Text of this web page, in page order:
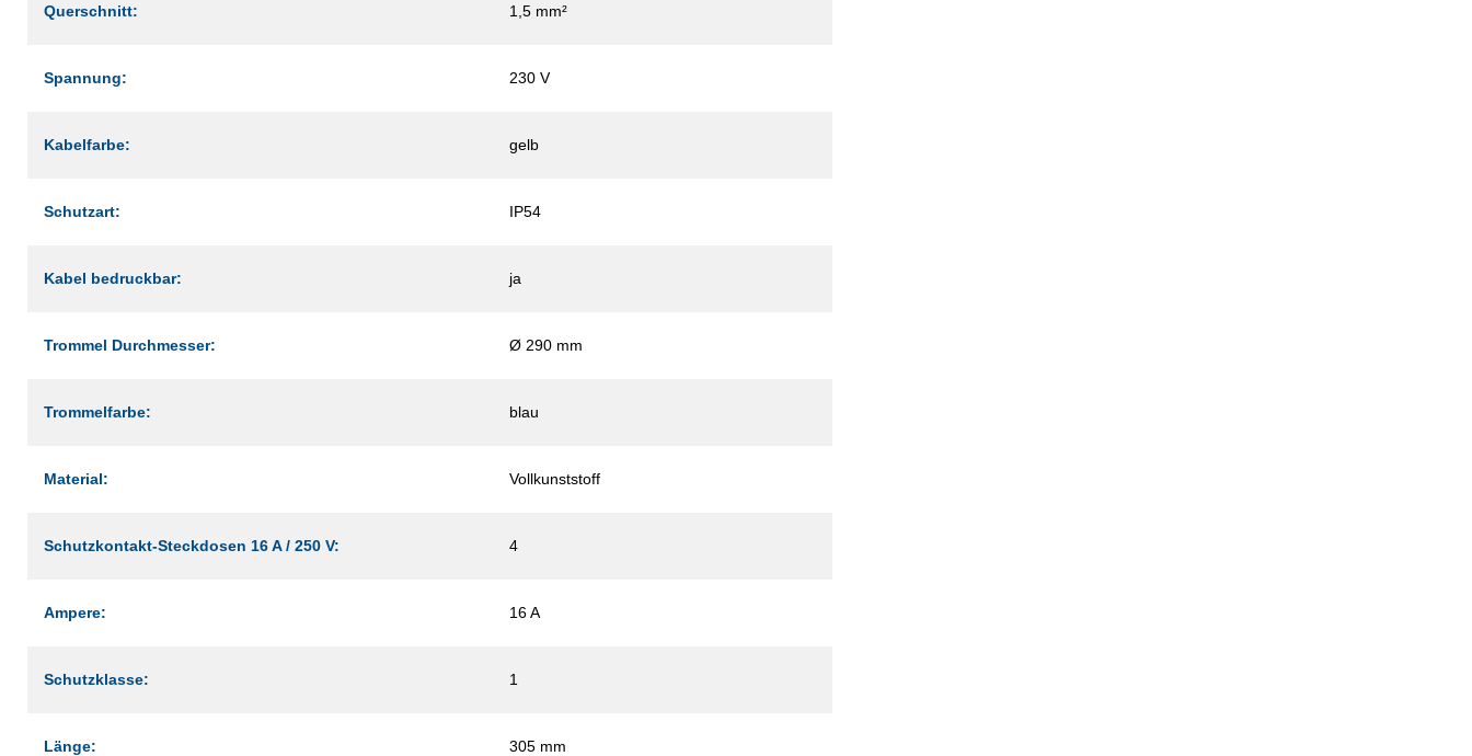
Querschnitt: 1,5 mm²
Spannung: 230 V
Kabelfarbe: gelb
Schutzart: IP54
Kabel bedruckbar: ja
Trommel Durchmesser: Ø 290 mm
Trommelfarbe: blau
Material: Vollkunststoff
Schutzkontakt-Steckdosen 16 A / 250 V: 4
Ampere: 16 A
Schutzklasse: 1
Länge: 305 mm